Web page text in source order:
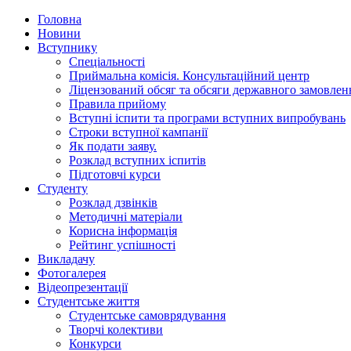
Головна
Новини
Вступнику
Спеціальності
Приймальна комісія. Консультаційний центр
Ліцензований обсяг та обсяги державного
Правила прийому
Вступні іспити та програми вступних випробувань
Строки вступної кампанії
Як подати заяву.
Розклад вступних іспитів
Підготовчі курси
Студенту
Розклад дзвінків
Методичні матеріали
Корисна інформація
Рейтинг успішності
Викладачу
Фотогалерея
Відеопрезентації
Студентське життя
Студентське самоврядування
Творчі колективи
Конкурси